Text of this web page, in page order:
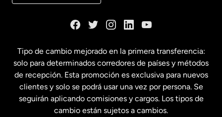
Estados Unidos English
Estados Unidos Español
Tipo de cambio mejorado en la primera transferencia:
solo para determinados corredores de países y métodos
de recepción. Esta promoción es exclusiva para nuevos
clientes y solo se podrá usar una vez por persona. Se
seguirán aplicando comisiones y cargos. Los tipos de
cambio están sujetos a cambios.